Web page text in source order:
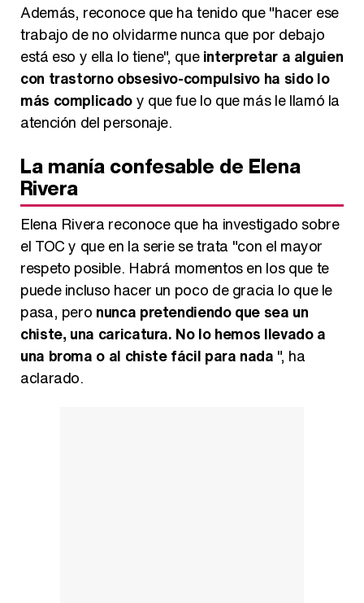
Además, reconoce que ha tenido que "hacer ese
trabajo de no olvidarme nunca que por debajo
está eso y ella lo tiene", queinterpretar a alguien
con trastorno obsesivo-compulsivo ha sido lo
más complicadoy que fue lo que más le llamó la
atención del personaje.
La manía confesable de Elena
Rivera
Elena Rivera reconoce que ha investigado sobre
el TOC y que en la serie se trata "con el mayor
respeto posible. Habrá momentos en los que te
puede incluso hacer un poco de gracia lo que le
pasa, pero nunca pretendiendo que sea un
chiste, una caricatura. No lo hemos llevado a
una broma o al chiste fácil para nada ", ha
aclarado.